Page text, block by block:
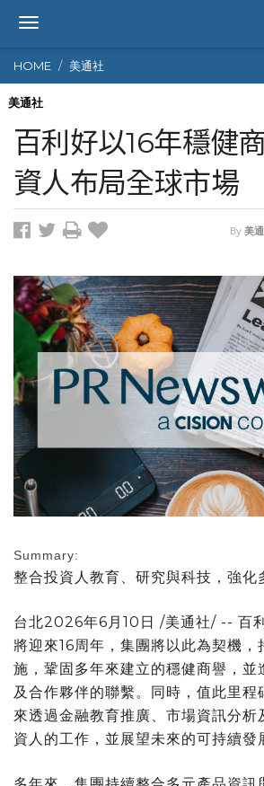
T
g
g
l
n
a
v
i
g
o
n
HOME 美通社
美通社
百利好以16年穩健
資人布局全球市場
By 美
Summary:
整合投資人教育、研究與科技，強化
台北2026年6月10日 /美通社/ -- 百
將迎來16周年，集團將以此為契機，
施，鞏固多年來建立的穩健商譽，並
及合作夥伴的聯繫。同時，值此里程
來透過金融教育推廣、市場資訊分析
資人的工作，並展望未來的可持續發